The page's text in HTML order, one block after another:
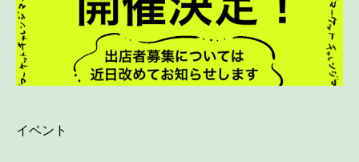
イベント